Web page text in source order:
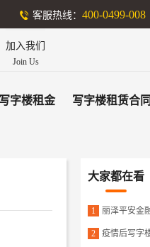
客服热线： 400-0499-008
加入我们
Join Us
字楼租金 写字楼租赁合同
大家都在看
1 丽泽平安金
2